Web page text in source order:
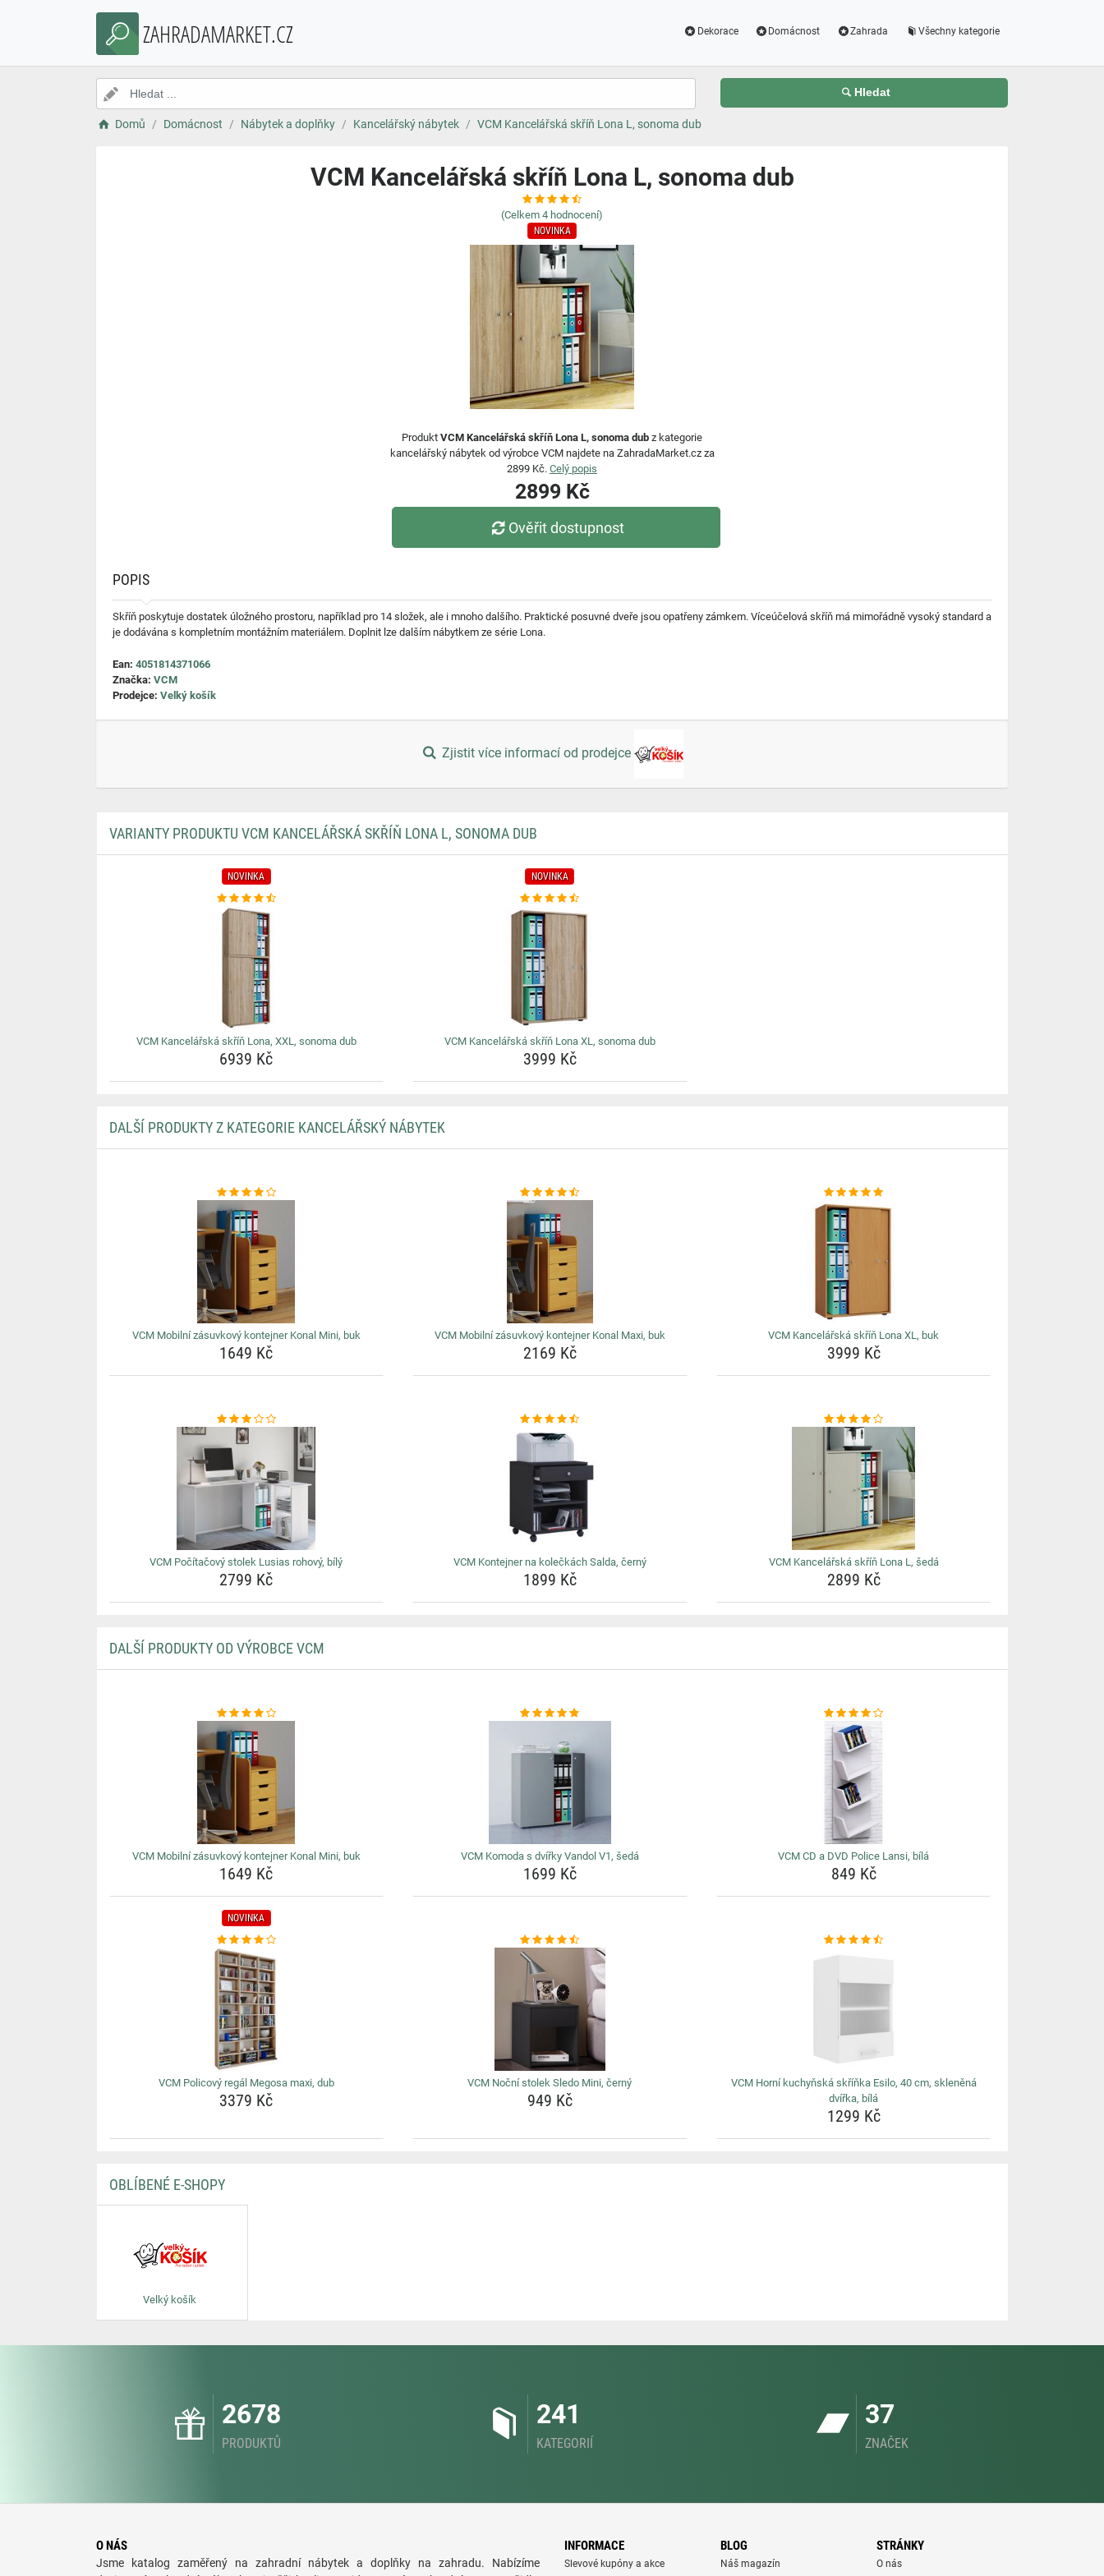
ZAHRADAMARKET.CZ Dekorace Domácnost Zahrada Všechny kategorie
Hledat
Domů Domácnost Nábytek a doplňky Kancelářský nábytek VCM Kancelářská skříň Lona L, sonoma dub
VCM Kancelářská skříň Lona L, sonoma dub
(Celkem 4 hodnocení)
NOVINKA
Produkt VCM Kancelářská skříň Lona L, sonoma dub z kategorie
kancelářský nábytek od výrobce VCM najdete na ZahradaMarket.cz za
2899 Kč. Celý popis
2899 Kč
Ověřit dostupnost
POPIS
Skříň poskytuje dostatek úložného prostoru, například pro 14 složek, ale i mnoho dalšího. Praktické posuvné dveře jsou opatřeny zámkem. Víceúčelová skříň má mimořádně vysoký standard a
je dodávána s kompletním montážním materiálem. Doplnit lze dalším nábytkem ze série Lona.
Ean: 4051814371066
Značka: VCM
Prodejce: Velký košík
Zjistit více informací od prodejce
VARIANTY PRODUKTU VCM KANCELÁŘSKÁ SKŘÍŇ LONA L, SONOMA DUB
NOVINKA
VCM Kancelářská skříň Lona, XXL, sonoma dub
6939 Kč
NOVINKA
VCM Kancelářská skříň Lona XL, sonoma dub
3999 Kč
DALŠÍ PRODUKTY Z KATEGORIE KANCELÁŘSKÝ NÁBYTEK
VCM Mobilní zásuvkový kontejner Konal Mini, buk
1649 Kč
VCM Mobilní zásuvkový kontejner Konal Maxi, buk
2169 Kč
VCM Kancelářská skříň Lona XL, buk
3999 Kč
VCM Počítačový stolek Lusias rohový, bílý
2799 Kč
VCM Kontejner na kolečkách Salda, černý
1899 Kč
VCM Kancelářská skříň Lona L, šedá
2899 Kč
DALŠÍ PRODUKTY OD VÝROBCE VCM
VCM Mobilní zásuvkový kontejner Konal Mini, buk
1649 Kč
VCM Komoda s dvířky Vandol V1, šedá
1699 Kč
VCM CD a DVD Police Lansi, bílá
849 Kč
NOVINKA
VCM Policový regál Megosa maxi, dub
3379 Kč
VCM Noční stolek Sledo Mini, černý
949 Kč
VCM Horní kuchyňská skříňka Esilo, 40 cm, skleněná
dvířka, bílá
1299 Kč
OBLÍBENÉ E-SHOPY
Velký košík
2678
PRODUKTŮ
241
KATEGORIÍ
37
ZNAČEK
O NÁS
Jsme katalog zaměřený na zahradní nábytek a doplňky na zahradu. Nabízíme
INFORMACE
Slevové kupóny a akce
BLOG
Náš magazín
STRÁNKY
O nás